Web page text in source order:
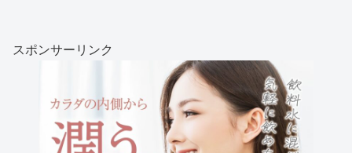
スポンサーリンク